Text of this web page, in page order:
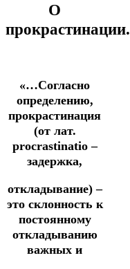
О
прокрастинации.
«…Согласно
определению,
прокрастинация
(от лат.
procrastinatio –
задержка,
откладывание) –
это склонность к
постоянному
откладыванию
важных и